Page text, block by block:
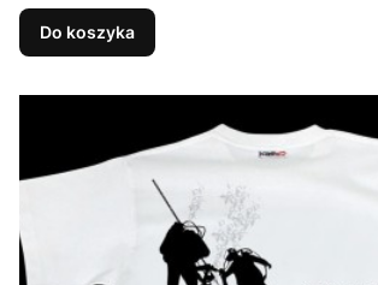
Do koszyka